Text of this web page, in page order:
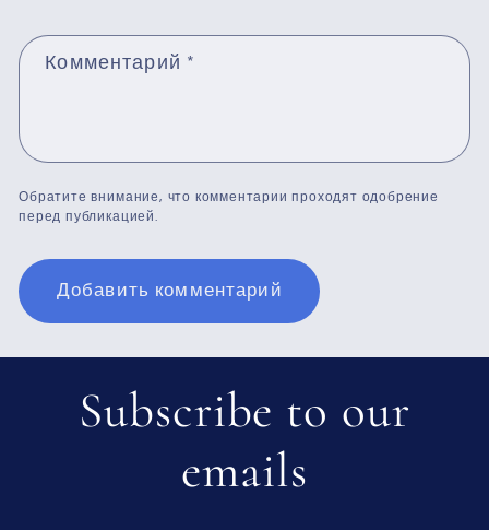
Комментарий *
Обратите внимание, что комментарии проходят одобрение
перед публикацией.
Subscribe to our
emails